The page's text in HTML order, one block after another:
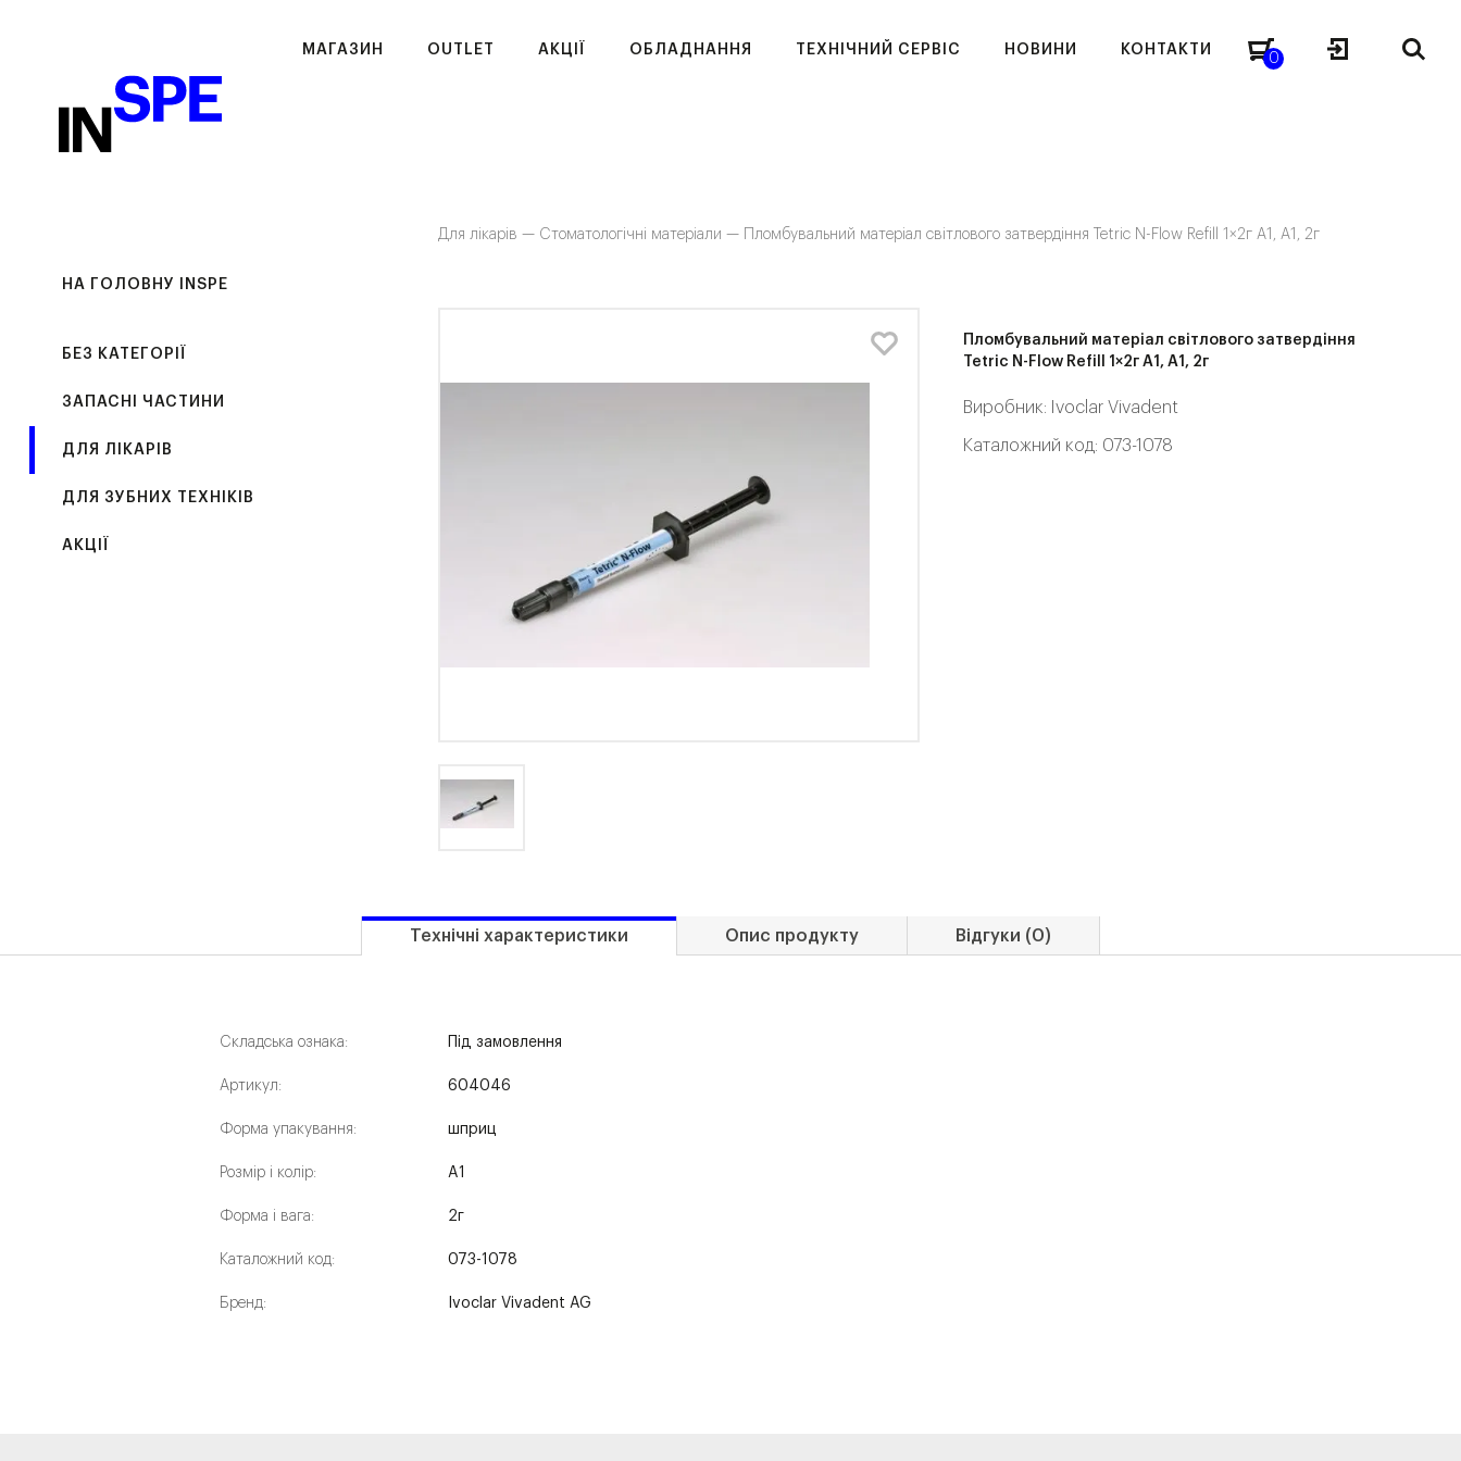
МАГАЗИН OUTLET АКЦІЇ ОБЛАДНАННЯ ТЕХНІЧНИЙ СЕРВІС НОВИНИ КОНТАКТИ
0
НА ГОЛОВНУ INSPE
БЕЗ КАТЕГОРІЇ
ЗАПАСНІ ЧАСТИНИ
ДЛЯ ЛІКАРІВ
ДЛЯ ЗУБНИХ ТЕХНІКІВ
АКЦІЇ
Для лікарів — Стоматологічні матеріали — Пломбувальний матеріал світлового затвердіння Tetric N-Flow Refill 1×2г A1, A1, 2г
Пломбувальний матеріал світлового затвердіння
Tetric N-Flow Refill 1×2г A1, A1, 2г
Виробник: Ivoclar Vivadent
Каталожний код: 073-1078
Технічні характеристики Опис продукту Відгуки (0)
Складська ознака:
Артикул:
Форма упакування:
Розмір і колір:
Форма і вага:
Каталожний код:
Бренд:
Під замовлення
604046
шприц
A1
2г
073-1078
Ivoclar Vivadent AG